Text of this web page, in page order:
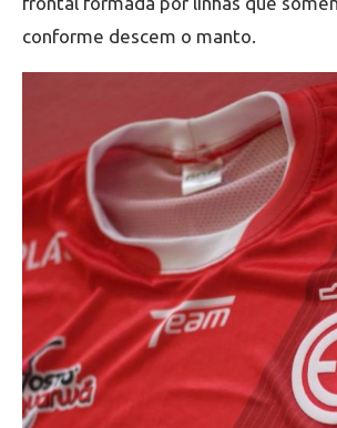
conforme descem o manto.